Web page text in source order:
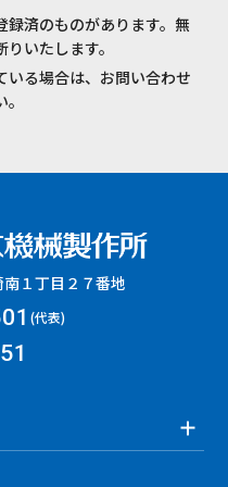
済のものがあります。無
いたします。
る場合は、お問い合わせ
１丁目２７番地
(代表)